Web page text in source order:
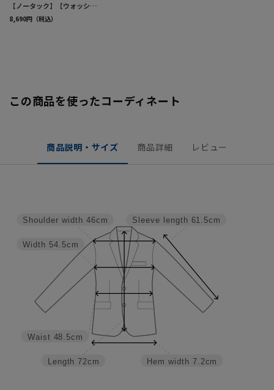
この商品を使ったコーディネート
商品説明・サイズ 商品詳細 レビュー
Hem width 7.2cm
Sleeve length 61.5cm
Length 72cm
Waist 48.5cm
Width 54.5cm
Shoulder width 46cm